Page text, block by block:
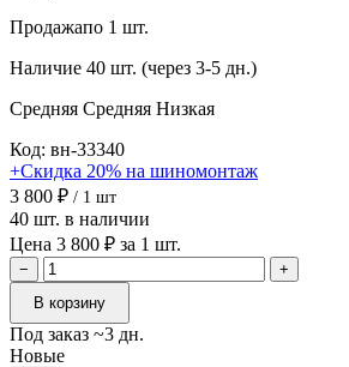
Продажапо 1 шт.
Наличие 40 шт. (через 3-5 дн.)
Средняя Средняя Низкая
Код: вн-33340
+Скидка 20% на шиномонтаж
3 800 ₽ / 1 шт
40 шт. в наличии
Цена 3 800 ₽ за 1 шт.
−
+
В корзину
Под заказ ~3 дн.
Новые